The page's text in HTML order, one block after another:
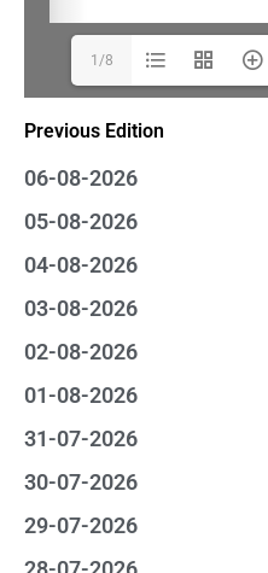
Previous Edition
06-08-2026
05-08-2026
04-08-2026
03-08-2026
02-08-2026
01-08-2026
31-07-2026
30-07-2026
29-07-2026
1/8